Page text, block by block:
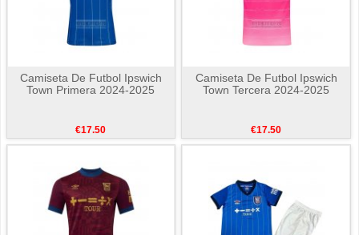
Camiseta De Futbol Ipswich
Town Primera 2024-2025
€17.50
Camiseta De Futbol Ipswich
Town Tercera 2024-2025
€17.50